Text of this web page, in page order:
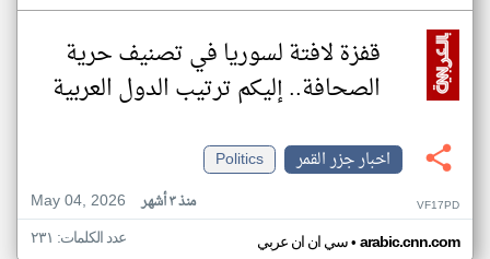
قفزة لافتة لسوريا في تصنيف حرية
الصحافة.. إليكم ترتيب الدول العربية
اخبار جزر القمر
Politics
May 04, 2026
منذ ٣ أشهر VF17PD
سي ان ان عربي• arabic.cnn.com عدد الكلمات: ٢٣١